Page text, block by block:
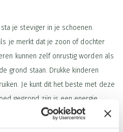
je steviger in je schoenen.
je merkt dat je zoon of dochter
kunnen zelf onrustig worden als
grond staan. Drukke kinderen
Je kunt dit het beste met deze
gegrond zijn is een energie
in de aura waar de frequentie van
de roll on onder de voetjes.